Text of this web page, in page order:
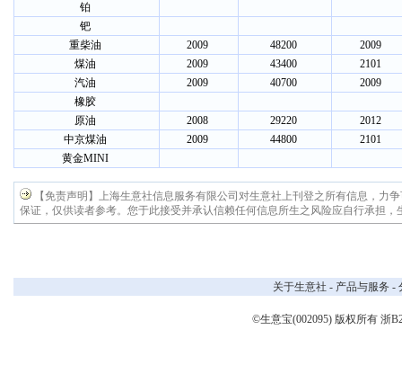
铂
钯
重柴油
2009 48200
2009
煤油
2009 43400
2101
汽油
2009 40700
2009
橡胶
原油
2008 29220
2012
中京煤油
2009 44800
2101
黄金MINI
【免责声明】上海生意社信息服务有限公司对生意社上刊登之所有信息，力
保证，仅供读者参考。您于此接受并承认信赖任何信息所生之风险应自行承担，
关于生意社 - 产品与服务 -
©生意宝(002095) 版权所有 浙